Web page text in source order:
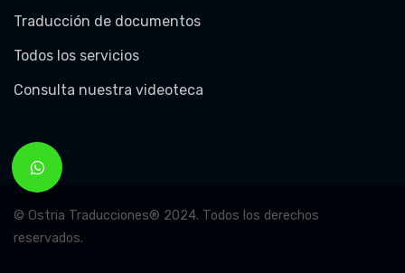
Traducción de documentos
Todos los servicios
Consulta nuestra videoteca
© Ostria Traducciones® 2024. Todos los derechos
reservados.